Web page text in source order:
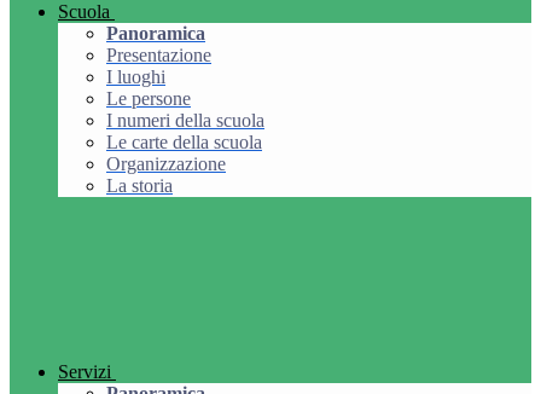
Scuola
Panoramica
Presentazione
I luoghi
Le persone
I numeri della scuola
Le carte della scuola
Organizzazione
La storia
Servizi